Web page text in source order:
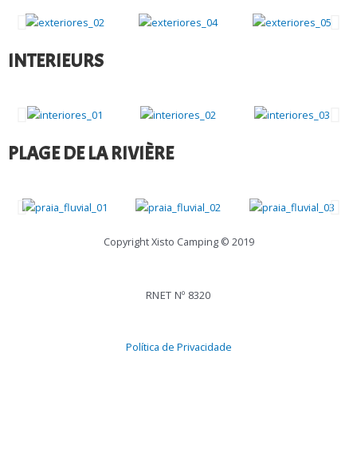
INTERIEURS
PLAGE DE LA RIVIÈRE
Copyright Xisto Camping © 2019
RNET Nº 8320
Política de Privacidade